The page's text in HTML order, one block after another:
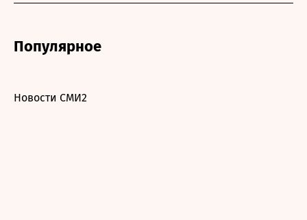
Популярное
Новости СМИ2